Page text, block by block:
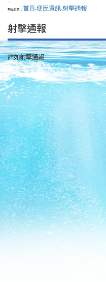
:::
現在位置： 首頁>便民資訊>射擊通報
射擊通報
詳如射擊通報